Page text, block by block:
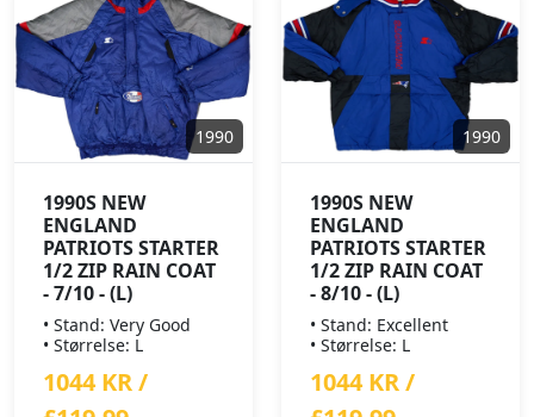
1990
1990S NEW
ENGLAND
PATRIOTS STARTER
1/2 ZIP RAIN COAT
- 7/10 - (L)
• Stand: Very Good
• Størrelse: L
1044 KR /
1990
1990S NEW
ENGLAND
PATRIOTS STARTER
1/2 ZIP RAIN COAT
- 8/10 - (L)
• Stand: Excellent
• Størrelse: L
1044 KR /